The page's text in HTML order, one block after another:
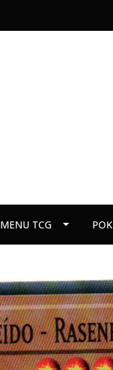
MENU TCG